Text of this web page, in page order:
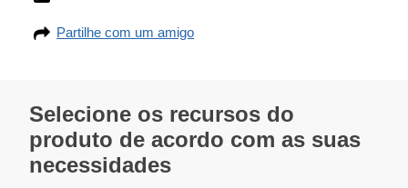
Partilhe com um amigo
Selecione os recursos do
produto de acordo com as suas
necessidades